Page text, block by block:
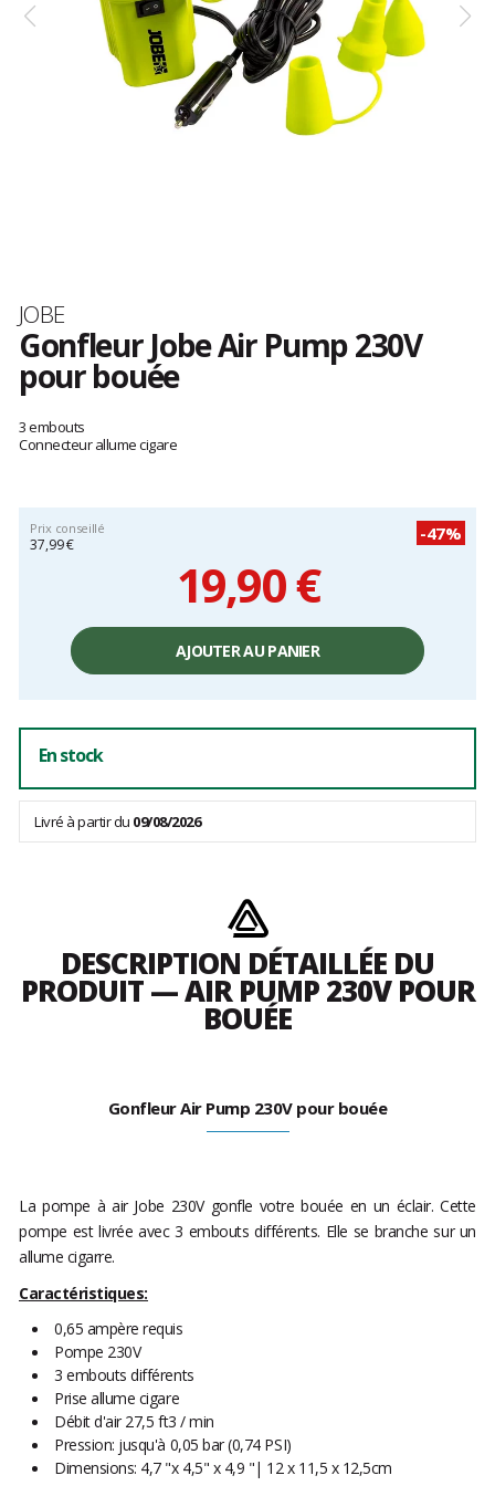
Marque
JOBE
Gonfleur Jobe Air Pump 230V
pour bouée
avis
clients
3 embouts
Connecteur allume cigare
Prix conseillé
37,99 €
-47%
19,90 €
unitaire,
AJOUTER AU PANIER
En stock
Livré à partir du 09/08/2026
DESCRIPTION DÉTAILLÉE DU
PRODUIT — AIR PUMP 230V POUR
BOUÉE
Gonfleur Air Pump 230V pour bouée
La pompe à air Jobe 230V gonfle votre bouée en un éclair. Cette
pompe est livrée avec 3 embouts différents. Elle se branche sur un
allume cigarre.
Caractéristiques:
0,65 ampère requis
Pompe 230V
3 embouts différents
Prise allume cigare
Débit d'air 27,5 ft3 / min
Pression: jusqu'à 0,05 bar (0,74 PSI)
Dimensions: 4,7 "x 4,5" x 4,9 "| 12 x 11,5 x 12,5cm